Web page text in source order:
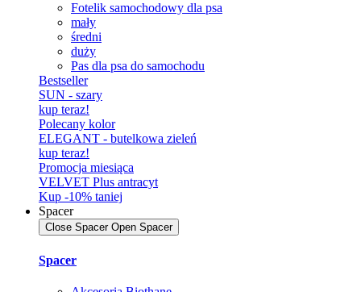
Fotelik samochodowy dla psa
mały
średni
duży
Pas dla psa do samochodu
Bestseller
SUN - szary
kup teraz!
Polecany kolor
ELEGANT - butelkowa zieleń
kup teraz!
Promocja miesiąca
VELVET Plus antracyt
Kup -10% taniej
Spacer
Close Spacer Open Spacer
Spacer